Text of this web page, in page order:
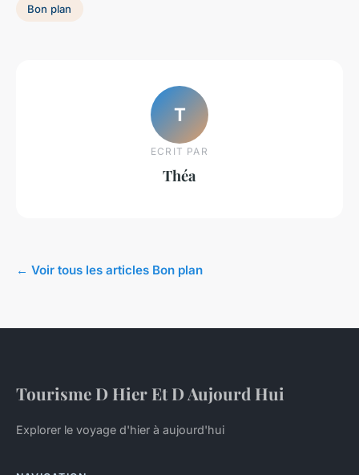
Bon plan
T
ECRIT PAR
Théa
← Voir tous les articles Bon plan
Tourisme D Hier Et D Aujourd Hui
Explorer le voyage d'hier à aujourd'hui